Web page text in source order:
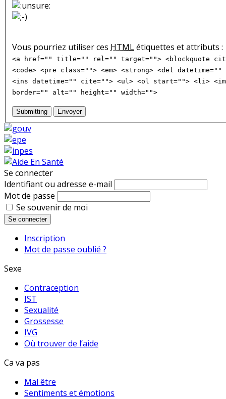
Vous pourriez utiliser ces HTMLétiquettes et attributs :
<a href="" title="" rel="" target=""> <blockquote
<code> <pre class=""> <em> <strong> <del
<ins datetime="" cite=""> <ul> <ol start=""> <li>
border="" alt="" height="" width="">
Submitting Envoyer
Se connecter
Identifiant ou adresse e-mail
Mot de passe
Se souvenir de moi
Se connecter
Inscription
Mot de passe oublié ?
Sexe
Contraception
IST
Sexualité
Grossesse
IVG
Où trouver de l’aide
Ca va pas
Mal être
Sentiments et émotions